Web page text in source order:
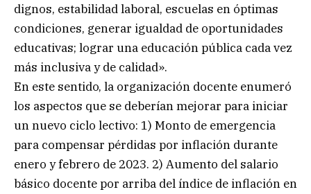
dignos, estabilidad laboral, escuelas en óptimas
condiciones, generar igualdad de oportunidades
educativas; lograr una educación pública cada vez
más inclusiva y de calidad».
En este sentido, la organización docente enumeró
los aspectos que se deberían mejorar para iniciar
un nuevo ciclo lectivo: 1) Monto de emergencia
para compensar pérdidas por inflación durante
enero y febrero de 2023. 2) Aumento del salario
básico docente por arriba del índice de inflación en